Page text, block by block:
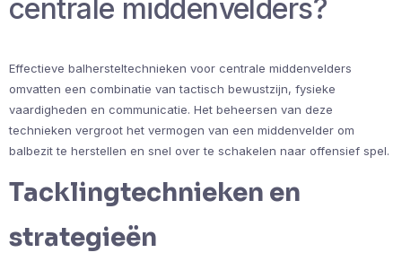
centrale middenvelders?
Effectieve balhersteltechnieken voor centrale middenvelders
omvatten een combinatie van tactisch bewustzijn, fysieke
vaardigheden en communicatie. Het beheersen van deze
technieken vergroot het vermogen van een middenvelder om
balbezit te herstellen en snel over te schakelen naar offensief spel.
Tacklingtechnieken en
strategieën